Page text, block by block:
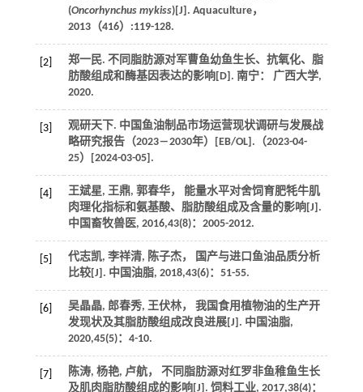
(Oncorhynchus mykiss)[J]. Aquaculture，
2013（416）:119-128.
[2]
郑一民. 不同脂肪源对军曹鱼幼鱼生长、抗氧化、脂
肪酸组成和酶基因表达的影响[D]. 南宁： 广西大学,
2020.
[3]
观研天下. 中国鱼油制品市场运营现状调研与发展战
略研究报告（2023―2030年）[EB/OL].（2023-04-
25）[2024-03-05].
[4]
王斌星, 王鼎, 郭春华， 能量水平对舍饲育肥牦牛肌
肉理化指标和氨基酸、脂肪酸组成及含量的影响[J].
中国畜牧兽医, 2016,43(8)：2005-2012.
[5]
代志凯, 李祥清, 陈子杰， 国产与进口鱼油品质分析
比较[J]. 中国油脂, 2018,43(6)：51-55.
[6]
吴晶晶, 郎春秀, 王伏林， 我国食用植物油的生产开
发现状及其脂肪酸组成改良进展[J]. 中国油脂,
2020,45(5)：4-10.
[7]
陈涛, 杨艳, 卢航， 不同脂肪源对红罗非鱼稚鱼生长
及肌肉脂肪酸组成的影响[J]. 饲料工业, 2017,38(4)：